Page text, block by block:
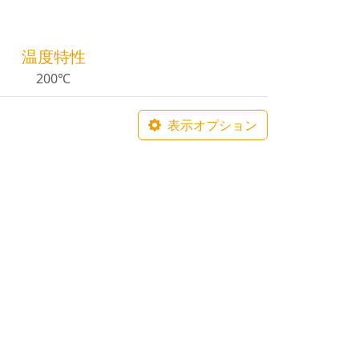
温度特性
200℃
表示オプション